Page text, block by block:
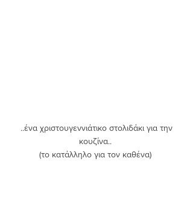
κουζίνα..
(το κατάλληλο για τον καθένα)